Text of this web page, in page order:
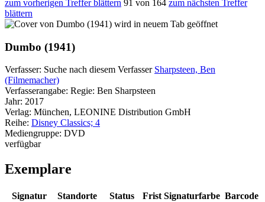
zum vorherigen Treffer blättern 91 von 164 zum nächsten Treffer
blättern
wird in neuem Tab geöffnet
Dumbo (1941)
Verfasser: Suche nach diesem Verfasser Sharpsteen, Ben
(Filmemacher)
Verfasserangabe: Regie: Ben Sharpsteen
Jahr: 2017
Verlag: München, LEONINE Distribution GmbH
Reihe: Disney Classics; 4
Mediengruppe: DVD
verfügbar
Exemplare
Signatur Standorte Status Frist Signaturfarbe Barcode